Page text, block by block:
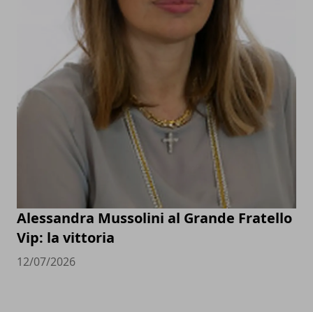
Alessandra Mussolini al Grande Fratello
Vip: la vittoria
12/07/2026